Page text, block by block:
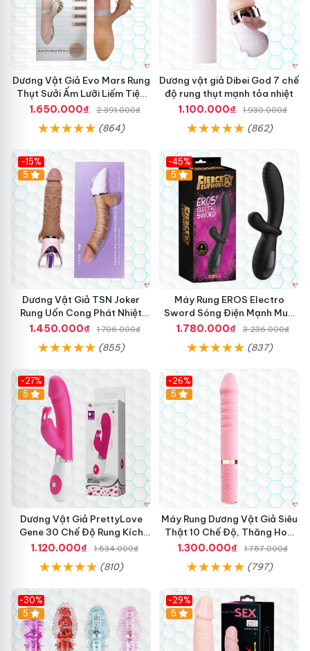
Dương Vật Giả Evo Mars Rung
Thụt Sưởi Ấm Lưỡi Liếm Tiện
Ích
1.650.000₫ 2.391.000₫
(864)
Dương vật giả Dibei God 7 chế
độ rung thụt mạnh tỏa nhiệt
1.100.000₫
1.930.000₫
(862)
-15%
5
Dương Vật Giả TSN Joker
Rung Uốn Cong Phát Nhiệt
Cao Cấp
1.450.000₫ 1.706.000₫
(855)
-45%
5
Máy Rung EROS Electro
Sword Sóng Điện Mạnh Mua
Ngay Giá Tốt
1.780.000₫ 3.236.000₫
(837)
-27%
Hot
5
Dương Vật Giả PrettyLove
Gene 30 Chế Độ Rung Kích
Thích Cảm Biến Âm Thanh
1.120.000₫ 1.534.000₫
(810)
-26%
Hot
5
Máy Rung Dương Vật Giả Siêu
Thật 10 Chế Độ, Thăng Hoa
Tối Ưu
1.300.000₫ 1.757.000₫
(797)
-30%
Hot
5
-29%
Hot
5